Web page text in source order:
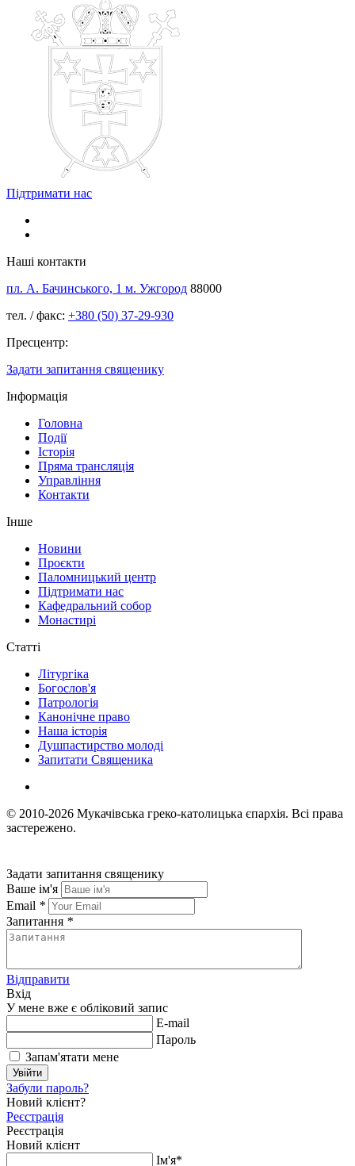
Підтримати нас
Наші контакти
пл. А. Бачинського, 1 м. Ужгород 88000
тел. / факс: +380 (50) 37-29-930
Пресцентр:
Задати запитання священику
Інформація
Головна
Події
Історія
Пряма трансляція
Управління
Контакти
Інше
Новини
Проєкти
Паломницький центр
Підтримати нас
Кафедральний собор
Монастирі
Статті
Літургіка
Богослов'я
Патрологія
Канонічне право
Наша історія
Душпастирство молоді
Запитати Священика
© 2010-2026 Мукачівська греко-католицька єпархія. Всі права
застережено.
Задати запитання священику
Ваше ім'я
Email *
Запитання *
Відправити
Вхід
У мене вже є обліковий запис
E-mail
Пароль
Запам'ятати мене
Увійти
Забули пароль?
Новий клієнт?
Реєстрація
Реєстрація
Новий клієнт
Ім'я*